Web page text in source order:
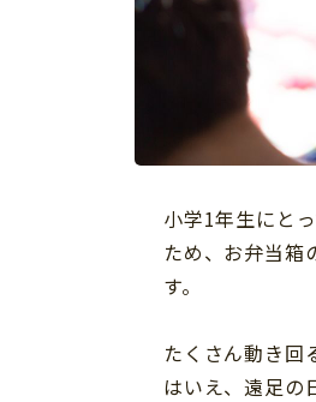
運動・あそび・ゲーム
小学1年生にと
ため、お弁当箱
す。
たくさん動き回
はいえ、遠足の